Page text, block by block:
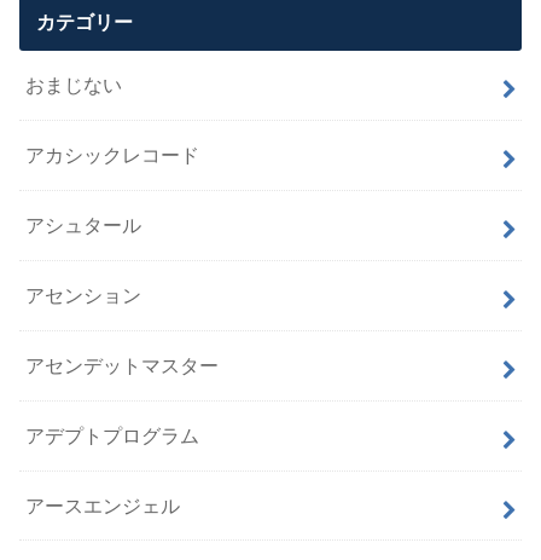
カテゴリー
おまじない
アカシックレコード
アシュタール
アセンション
アセンデットマスター
アデプトプログラム
アースエンジェル